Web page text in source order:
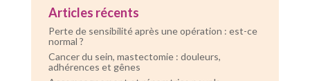
Articles récents
Perte de sensibilité après une opération : est-ce
normal ?
Cancer du sein, mastectomie : douleurs,
adhérences et gênes